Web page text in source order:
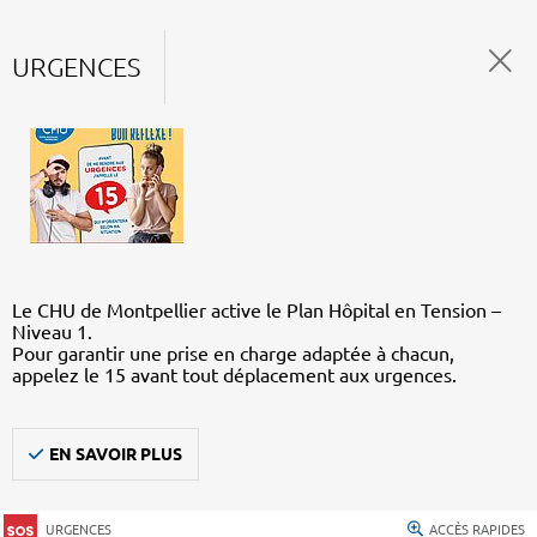
URGENCES
Le CHU de Montpellier active le Plan Hôpital en Tension –
Niveau 1.
Pour garantir une prise en charge adaptée à chacun,
appelez le 15 avant tout déplacement aux urgences.
EN SAVOIR PLUS
URGENCES ACCÈS RAPIDES